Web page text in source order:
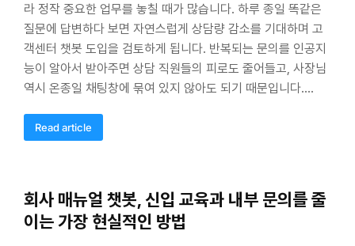
라 정작 중요한 업무를 놓칠 때가 많습니다. 하루 종일 똑같은
질문에 답변하다 보면 자연스럽게 상담량 감소를 기대하며 고
객센터 챗봇 도입을 검토하게 됩니다. 반복되는 문의를 인공지
능이 알아서 받아주면 상담 직원들의 피로도 줄어들고, 사장님
역시 온종일 채팅창에 묶여 있지 않아도 되기 때문입니다.…
Read article
회사 매뉴얼 챗봇, 신입 교육과 내부 문의를 줄
이는 가장 현실적인 방법